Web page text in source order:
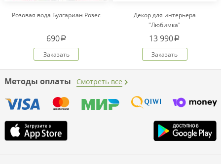
Розовая вода Булгариан Розес
690a
Заказать
Декор для интерьера
"Любимка"
13 990a
Заказать
Методы оплаты Смотреть все